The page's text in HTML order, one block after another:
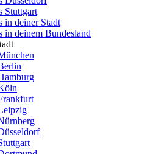
Stuttgart
in deiner Stadt
in deinem Bundesland